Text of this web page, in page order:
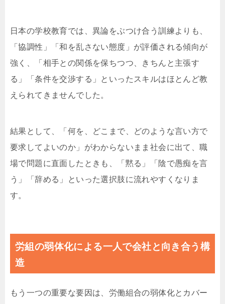
日本の学校教育では、異論をぶつけ合う訓練よりも、
「協調性」「和を乱さない態度」が評価される傾向が
強く、「相手との関係を保ちつつ、きちんと主張す
る」「条件を交渉する」といったスキルはほとんど教
えられてきませんでした。
結果として、「何を、どこまで、どのような言い方で
要求してよいのか」がわからないまま社会に出て、職
場で問題に直面したときも、「黙る」「陰で愚痴を言
う」「辞める」といった選択肢に流れやすくなりま
す。
労組の弱体化による一人で会社と向き合う構
造
もう一つの重要な要因は、労働組合の弱体化とカバー